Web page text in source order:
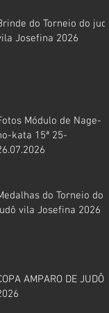
do Torneio do judô
Josefina 2026
Módulo de Nage-
kata 15ª 25-
do Torneio do
vila Josefina 2026
AMPARO DE JUDÔ